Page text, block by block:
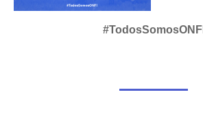
#TodosSomosONFI